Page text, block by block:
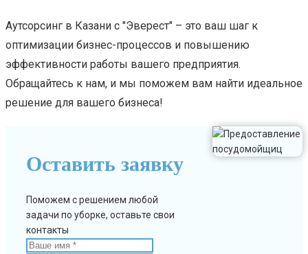
Аутсорсинг в Казани с "Эверест" – это ваш шаг к
оптимизации бизнес-процессов и повышению
эффективности работы вашего предприятия.
Обращайтесь к нам, и мы поможем вам найти идеальное
решение для вашего бизнеса!
Оставить заявку
Поможем с решением любой
задачи по уборке, оставьте свои
контакты